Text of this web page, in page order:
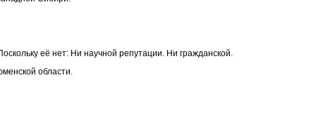
её нет: Ни научной репутации. Ни гражданской.
области.